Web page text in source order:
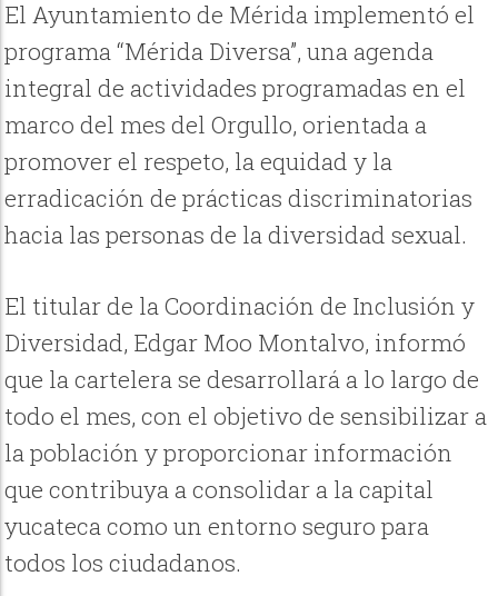
El Ayuntamiento de Mérida implementó el
programa “Mérida Diversa”, una agenda
integral de actividades programadas en el
marco del mes del Orgullo, orientada a
promover el respeto, la equidad y la
erradicación de prácticas discriminatorias
hacia las personas de la diversidad sexual.
El titular de la Coordinación de Inclusión y
Diversidad, Edgar Moo Montalvo, informó
que la cartelera se desarrollará a lo largo de
todo el mes, con el objetivo de sensibilizar a
la población y proporcionar información
que contribuya a consolidar a la capital
yucateca como un entorno seguro para
todos los ciudadanos.